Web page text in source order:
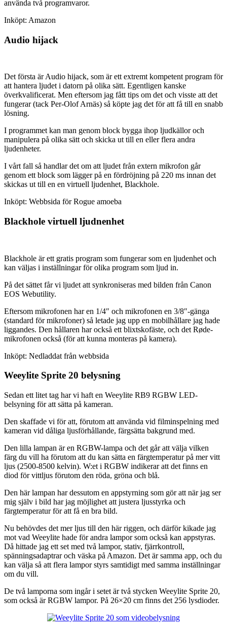
använda två programvaror.
Inköpt: Amazon
Audio hijack
Det första är Audio hijack, som är ett extremt kompetent program för
att hantera ljudet i datorn på olika sätt. Egentligen kanske
överkvalificerat. Men eftersom jag fått tips om det och visste att det
fungerar (tack Per-Olof Arnäs) så köpte jag det för att få till en snabb
lösning.
I programmet kan man genom block bygga ihop ljudkällor och
manipulera på olika sätt och skicka ut till en eller flera andra
ljudenheter.
I vårt fall så handlar det om att ljudet från extern mikrofon går
genom ett block som lägger på en fördröjning på 220 ms innan det
skickas ut till en en virtuell ljudenhet, Blackhole.
Inköpt: Webbsida för Rogue amoeba
Blackhole virtuell ljudnenhet
Blackhole är ett gratis program som fungerar som en ljudenhet och
kan väljas i inställningar för olika program som ljud in.
På det sättet får vi ljudet att synkroniseras med bilden från Canon
EOS Webutility.
Eftersom mikrofonen har en 1/4″ och mikrofonen en 3/8″-gänga
(standard för mikrofoner) så letade jag upp en mobilhållare jag hade
liggandes. Den hållaren har också ett blixtskofäste, och det Røde-
mikrofonen också (för att kunna monteras på kamera).
Inköpt: Nedladdat från webbsida
Weeylite Sprite 20 belysning
Sedan ett litet tag har vi haft en Weeylite RB9 RGBW LED-
belsyning för att sätta på kameran.
Den skaffade vi för att, förutom att använda vid filminspelning med
kameran vid dåliga ljusförhållande, färgsätta bakgrund med.
Den lilla lampan är en RGBW-lampa och det går att välja vilken
färg du vill ha förutom att du kan sätta en färgtemperatur på mer vitt
ljus (2500-8500 kelvin). W:et i RGBW indikerar att det finns en
diod för vittljus förutom den röda, gröna och blå.
Den här lampan har dessutom en appstyrning som gör att när jag ser
mig själv i bild har jag möjlighet att justera ljusstyrka och
färgtemperatur för att få en bra bild.
Nu behövdes det mer ljus till den här riggen, och därför kikade jag
mot vad Weeylite hade för andra lampor som också kan appstyras.
Då hittade jag ett set med två lampor, stativ, fjärrkontroll,
spänningsadaptrar och väska på Amazon. Det är samma app, och du
kan välja så att flera lampor styrs samtidigt med samma inställningar
om du vill.
De två lamporna som ingår i setet är två stycken Weeylite Sprite 20,
som också är RGBW lampor. På 26×20 cm finns det 256 lysdioder.